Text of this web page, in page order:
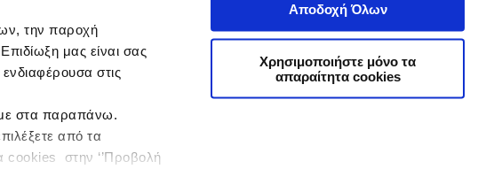
την παροχή
μας είναι σας
στις
στα παραπάνω.
από τα
cookies στην ‘’Προβολή
Αποδοχή Όλων
Χρησιμοποιήστε μόνο τα
απαραίτητα cookies